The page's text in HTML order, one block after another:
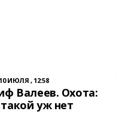
10 ИЮЛЯ , 12:58
Валеев. Охота:
уж нет